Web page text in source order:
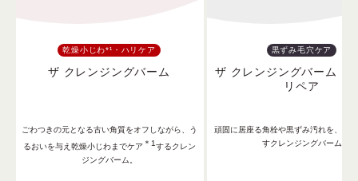
乾燥小じわ*¹・ハリケア
ザ クレンジングバーム
ごわつきの元となる古い角質をオフしながら、う
るおいを与え乾燥小じわまでケア ＊1するクレン
ジングバーム。
黒ずみ毛穴ケア
ザ クレンジングバーム ブ
リペア
頑固に居座る角栓や黒ずみ汚れを、徹
すクレンジングバーム